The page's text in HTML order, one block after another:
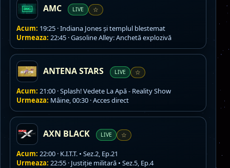
AMC LIVE ☆
Acum: 19:25 · Indiana Jones și templul blestemat
Urmeaza: 22:45 · Gasoline Alley: Anchetă explozivă
ANTENA STARS LIVE ☆
Acum: 21:00 · Splash! Vedete La Apă - Reality Show
Urmeaza: Mâine, 00:30 · Acces direct
AXN BLACK LIVE ☆
Acum: 22:00 · K.I.T.T. • Sez.2, Ep.21
Urmeaza: 22:55 · Justiție militară • Sez.5, Ep.4